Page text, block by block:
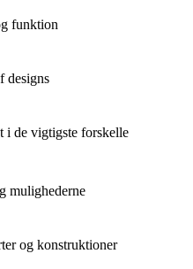
funktion
designs
i de vigtigste forskelle
mulighederne
og konstruktioner